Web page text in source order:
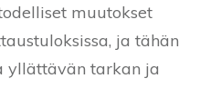
muutokset
ja tähän
yllättävän tarkan ja